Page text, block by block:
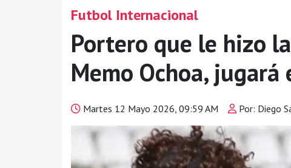
Futbol Internacional
Portero que le hizo
Memo Ochoa,
Martes 12 Mayo 2026, 09:59 AM Por: Diego